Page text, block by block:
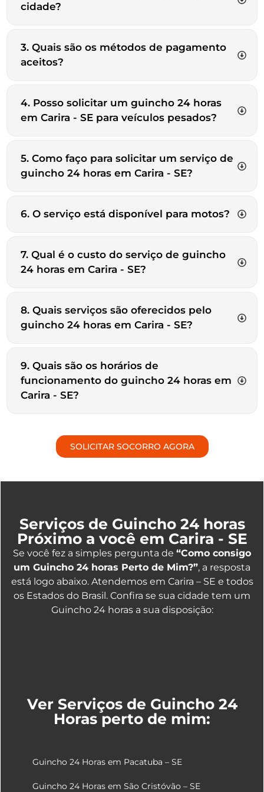
cidade?
3. Quais são os métodos de pagamento
aceitos?
4. Posso solicitar um guincho 24 horas
em Carira - SE para veículos pesados?
5. Como faço para solicitar um serviço de
guincho 24 horas em Carira - SE?
6. O serviço está disponível para motos?
7. Qual é o custo do serviço de guincho
24 horas em Carira - SE?
8. Quais serviços são oferecidos pelo
guincho 24 horas em Carira - SE?
9. Quais são os horários de
funcionamento do guincho 24 horas em
Carira - SE?
SOLICITAR SOCORRO AGORA
Serviços de Guincho 24 horas
Próximo a você em Carira - SE
Se você fez a simples pergunta de “Como consigo
um Guincho 24 horas Perto de Mim?”, a resposta
está logo abaixo. Atendemos em Carira – SE e todos
os Estados do Brasil. Confira se sua cidade tem um
Guincho 24 horas a sua disposição:
Ver Serviços de Guincho 24
Horas perto de mim:
Guincho 24 Horas em Pacatuba – SE
Guincho 24 Horas em São Cristóvão – SE